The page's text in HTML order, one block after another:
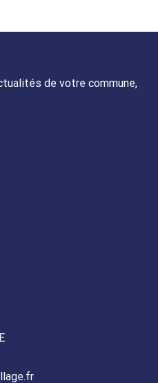
de votre commune,